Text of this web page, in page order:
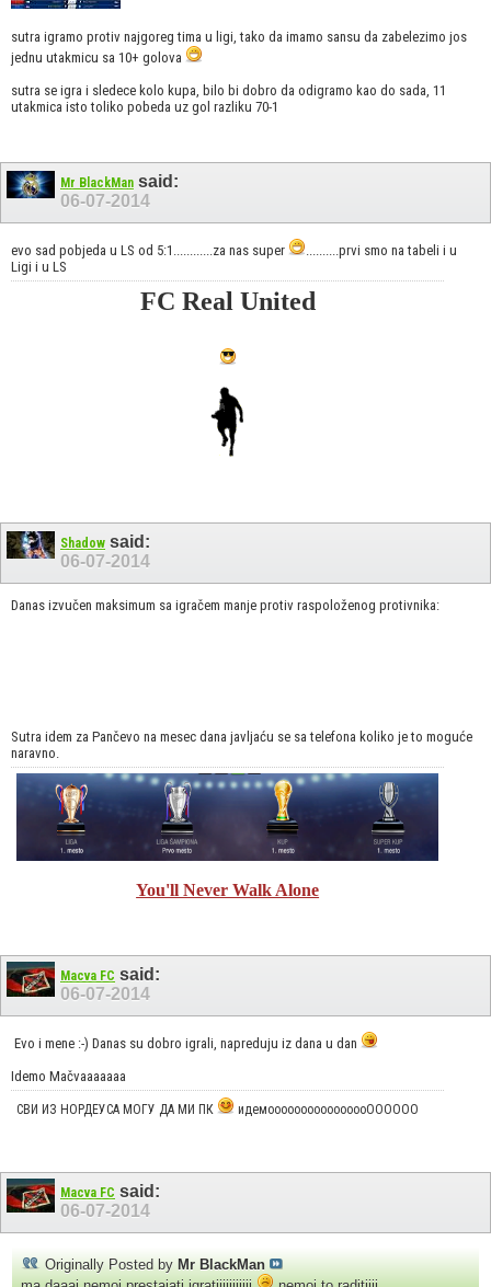
sutra igramo protiv najgoreg tima u ligi, tako da imamo sansu da zabelezimo jos
jednu utakmicu sa 10+ golova
sutra se igra i sledece kolo kupa, bilo bi dobro da odigramo kao do sada, 11
utakmica isto toliko pobeda uz gol razliku 70-1
Mr BlackMan said:
06-07-2014
evo sad pobjeda u LS od 5:1............za nas super
..........prvi smo na tabeli i u
Ligi i u LS
FC Real United
Shadow said:
06-07-2014
Danas izvučen maksimum sa igračem manje protiv raspoloženog protivnika:
Sutra idem za Pančevo na mesec dana javljaću se sa telefona koliko je to moguće
naravno.
You'll Never Walk Alone
Macva FC said:
06-07-2014
Evo i mene :-) Danas su dobro igrali, napreduju iz dana u dan
Idemo Mačvaaaaaaa
СВИ ИЗ НОРДЕУСА МОГУ ДА МИ ПК идемоооооооооооооооОООООО
Macva FC said:
06-07-2014
Originally Posted by Mr BlackMan